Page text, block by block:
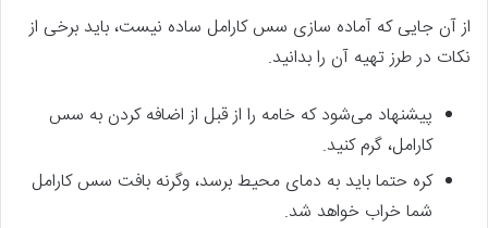
از آن جایی که آماده سازی سس کارامل ساده نیست، باید برخی از
نکات در طرز تهیه آن را بدانید.
پیشنهاد می‌شود که خامه را از قبل از اضافه کردن به سس
کارامل، گرم کنید.
کره حتما باید به دمای محیط برسد، وگرنه بافت سس کارامل
شما خراب خواهد شد.